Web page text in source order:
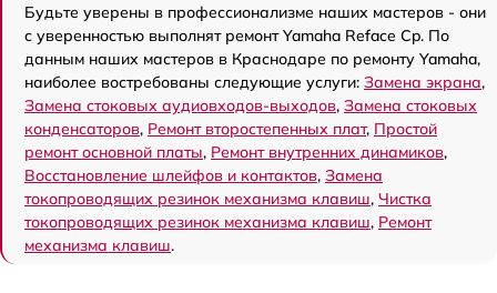
Будьте уверены в профессионализме наших мастеров - они
с уверенностью выполнят ремонт Yamaha Reface Cp. По
данным наших мастеров в Краснодаре по ремонту Yamaha,
наиболее востребованы следующие услуги: Замена экрана,
Замена стоковых аудиовходов-выходов, Замена стоковых
конденсаторов, Ремонт второстепенных плат, Простой
ремонт основной платы, Ремонт внутренних динамиков,
Восстановление шлейфов и контактов, Замена
токопроводящих резинок механизма клавиш, Чистка
токопроводящих резинок механизма клавиш, Ремонт
механизма клавиш.